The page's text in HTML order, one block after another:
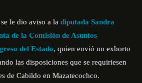
le dio aviso a la diputada Sandra
de la Comisión de Asuntos
del Estado, quien envió un exhorto
las disposiciones que se requiriesen
de Cabildo en Mazatecochco.